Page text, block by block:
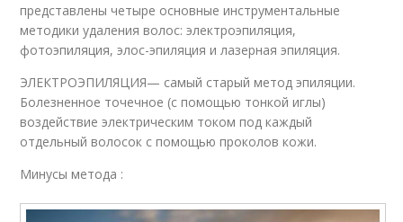
представлены четыре основные инструментальные
методики удаления волос: электроэпиляция,
фотоэпиляция, элос-эпиляция и лазерная эпиляция.
ЭЛЕКТРОЭПИЛЯЦИЯ— самый старый метод эпиляции.
Болезненное точечное (с помощью тонкой иглы)
воздействие электрическим током под каждый
отдельный волосок с помощью проколов кожи.
Минусы метода :